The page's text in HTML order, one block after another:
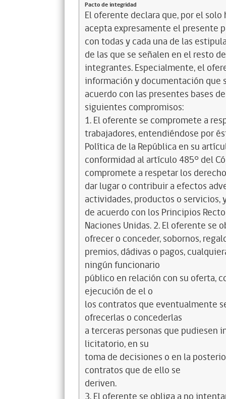
Pacto de integridad
El oferente declara que, por el
acepta expresamente el presente
con todas y cada una de las
de las que se señalen en el resto
integrantes. Especialmente, el
información y documentación que
acuerdo con las presentes bases
siguientes compromisos:
1. El oferente se compromete a
trabajadores, entendiéndose por
Política de la República en su
conformidad al artículo 485° del
compromete a respetar los
dar lugar o contribuir a efectos
actividades, productos o servicios,
de acuerdo con los Principios
Naciones Unidas. 2. El oferente
ofrecer o conceder, sobornos,
premios, dádivas o pagos,
ningún funcionario
público en relación con su oferta,
ejecución de el o
los contratos que eventualmente
ofrecerlas o concederlas
a terceras personas que
licitatorio, en su
toma de decisiones o en la
contratos que de ello se
deriven.